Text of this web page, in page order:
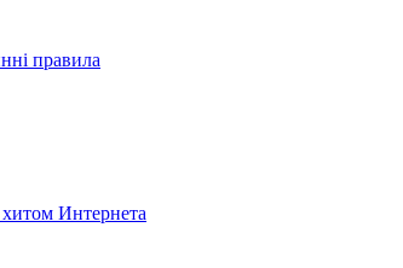
правила
Интернета